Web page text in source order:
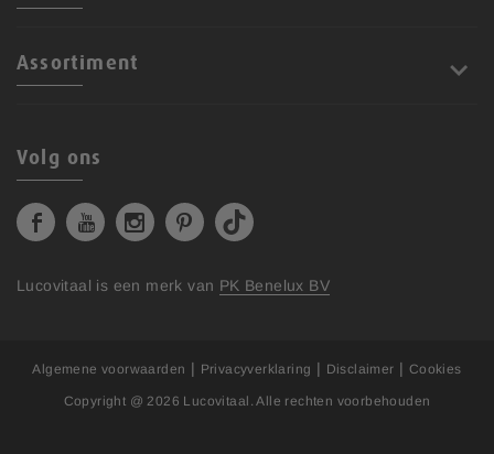
Assortiment
Volg ons
Lucovitaal is een merk van PK Benelux BV
Copyright @ 2026 Lucovitaal . Alle rechten voorbehouden
Algemene voorwaarden | Privacyverklaring | Disclaimer | Cookies